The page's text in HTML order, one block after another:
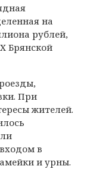
на
рублей,
Брянской
При
жителей.
в
и урны.